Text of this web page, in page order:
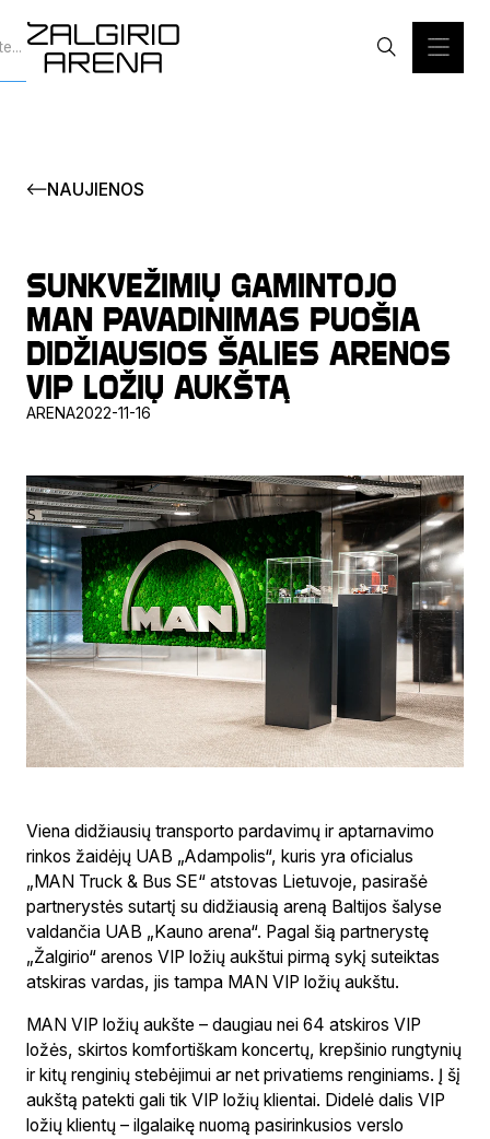
NAUJIENOS
Sunkvežimių gamintojo
MAN pavadinimas puošia
didžiausios šalies arenos
VIP ložių aukštą
ARENA2022-11-16
Viena didžiausių transporto pardavimų ir aptarnavimo
rinkos žaidėjų UAB „Adampolis“, kuris yra oficialus
„MAN Truck & Bus SE“ atstovas Lietuvoje, pasirašė
partnerystės sutartį su didžiausią areną Baltijos šalyse
valdančia UAB „Kauno arena“. Pagal šią partnerystę
„Žalgirio“ arenos VIP ložių aukštui pirmą sykį suteiktas
atskiras vardas, jis tampa MAN VIP ložių aukštu.
MAN VIP ložių aukšte – daugiau nei 64 atskiros VIP
ložės, skirtos komfortiškam koncertų, krepšinio rungtynių
ir kitų renginių stebėjimui ar net privatiems renginiams. Į šį
aukštą patekti gali tik VIP ložių klientai. Didelė dalis VIP
ložių klientų – ilgalaikę nuomą pasirinkusios verslo